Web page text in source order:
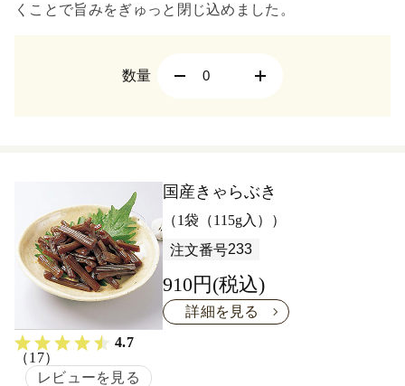
くことで旨みをぎゅっと閉じ込めました。
数量
4.7
（17）
レビューを見る
国産きゃらぶき
（1袋（115g入））
注文番号233
910円(税込)
詳細を見る